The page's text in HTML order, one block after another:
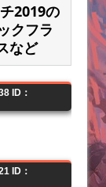
2019の
クフラ
など
ID：
ID：